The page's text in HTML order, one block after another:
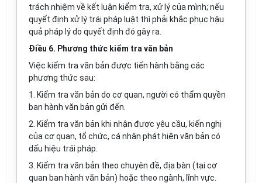
trách nhiệm về kết luận kiểm tra, xử lý của mình; nếu
quyết định xử lý trái pháp luật thì phải khắc phục hậu
quả pháp lý do quyết định đó gây ra.
Điều 6. Phương thức kiểm tra văn bản
Việc kiểm tra văn bản được tiến hành bằng các
phương thức sau:
1. Kiểm tra văn bản do cơ quan, người có thẩm quyền
ban hành văn bản gửi đến.
2. Kiểm tra văn bản khi nhận được yêu cầu, kiến nghị
của cơ quan, tổ chức, cá nhân phát hiện văn bản có
dấu hiệu trái pháp.
3. Kiểm tra văn bản theo chuyên đề, địa bàn (tại cơ
quan ban hành văn bản) hoặc theo ngành, lĩnh vực.